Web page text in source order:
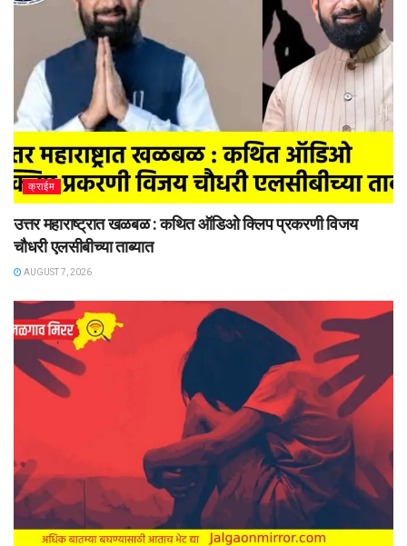
क्राईम
उत्तर महाराष्ट्रात खळबळ : कथित ऑडिओ क्लिप प्रकरणी विजय
चौधरी एलसीबीच्या ताब्यात
AUGUST 7, 2026